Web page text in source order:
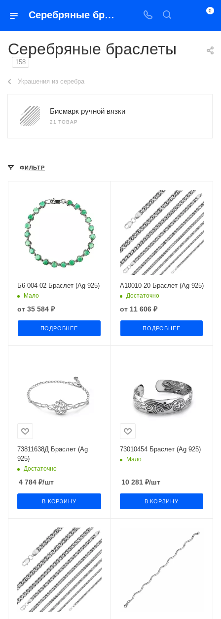
Серебряные браслеты 0
Серебряные браслеты
158
Украшения из серебра
Бисмарк ручной вязки
21 ТОВАР
ФИЛЬТР
Б6-004-02 Браслет (Ag 925)
Мало
от 35 584 ₽
ПОДРОБНЕЕ
А10010-20 Браслет (Ag 925)
Достаточно
от 11 606 ₽
ПОДРОБНЕЕ
73811638Д Браслет (Ag
925)
Достаточно
4 784 ₽/шт
В КОРЗИНУ
73010454 Браслет (Ag 925)
Мало
10 281₽/шт
В КОРЗИНУ